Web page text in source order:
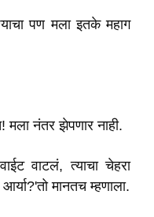
पण मला इतके महाग
मला नंतर झेपणार नाही.
वाटलं, त्याचा चेहरा
मानतच म्हणाला.